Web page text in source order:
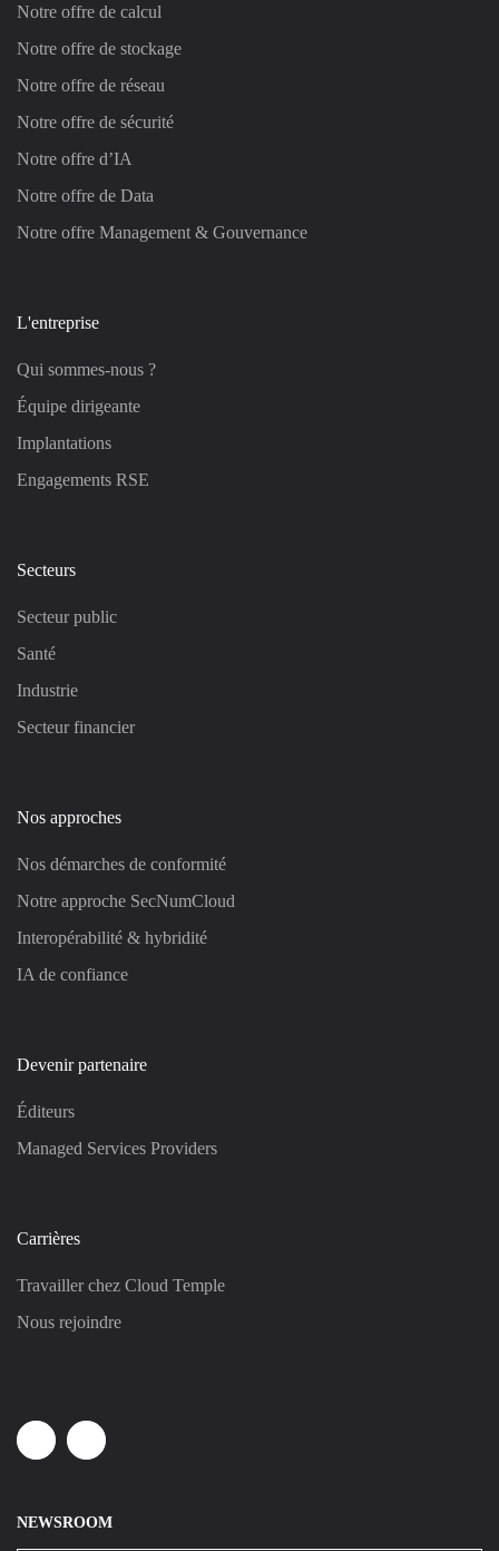
Notre offre de calcul
Notre offre de stockage
Notre offre de réseau
Notre offre de sécurité
Notre offre d’IA
Notre offre de Data
Notre offre Management & Gouvernance
L'entreprise
Qui sommes-nous ?
Équipe dirigeante
Implantations
Engagements RSE
Secteurs
Secteur public
Santé
Industrie
Secteur financier
Nos approches
Nos démarches de conformité
Notre approche SecNumCloud
Interopérabilité & hybridité
IA de confiance
Devenir partenaire
Éditeurs
Managed Services Providers
Carrières
Travailler chez Cloud Temple
Nous rejoindre
LinkedinYoutube
NEWSROOM